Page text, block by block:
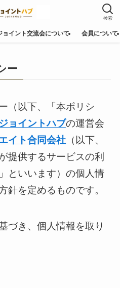
検索
ョイント交流会について 会員について
ー
（以下、「本ポリシ
ジョイントハブの運営会
イト合同会社（以下、
提供するサービスの利
といいます）の個人情
針を定めるものです。
づき、個人情報を取り